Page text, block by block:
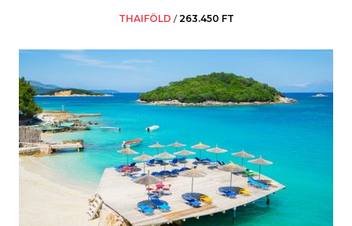
THAIFÖLD /263.450 FT